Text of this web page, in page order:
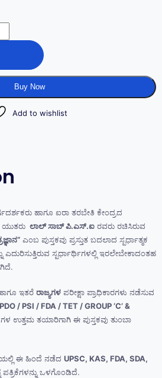
Buy Now
Add to wishlist
ಹಾಗೂ ಐರಾ ತರಬೇತಿ ಕೇಂದ್ರದ
ಯುತರು ಲಾಲ್ ಸಾಬ್ ಪಿ.ಎಸ್‌.ಐ ರವರು ರಚಿಸಿರುವ
ಎಂಬ ಪುಸ್ತಕವು ಪ್ರಸ್ತುತ ಬದಲಾದ ಸ್ಪರ್ಧಾತ್ಮಕ
ಎದುರಿಸುತ್ತಿರುವ ಸ್ಪರ್ಧಾರ್ಥಿಗಳಲ್ಲಿ ಇರಲೇಬೇಕಾದಂತಹ
ಇತರೆ ರಾಜ್ಯಗಳ ಪರೀಕ್ಷಾ ಪ್ರಾಧಿಕಾರಗಳು ನಡೆಸುವ
/ PSI / FDA / TET / GROUP ‘C’ &
ಉತ್ತಮ ತಯಾರಿಗಾಗಿ ಈ ಪುಸ್ತಕವು ತುಂಬಾ
ಈ ಹಿಂದೆ ನಡೆದ UPSC, KAS, FDA, SDA,
ಪತ್ರಿಕೆಗಳನ್ನು ಒಳಗೊಂಡಿದೆ.